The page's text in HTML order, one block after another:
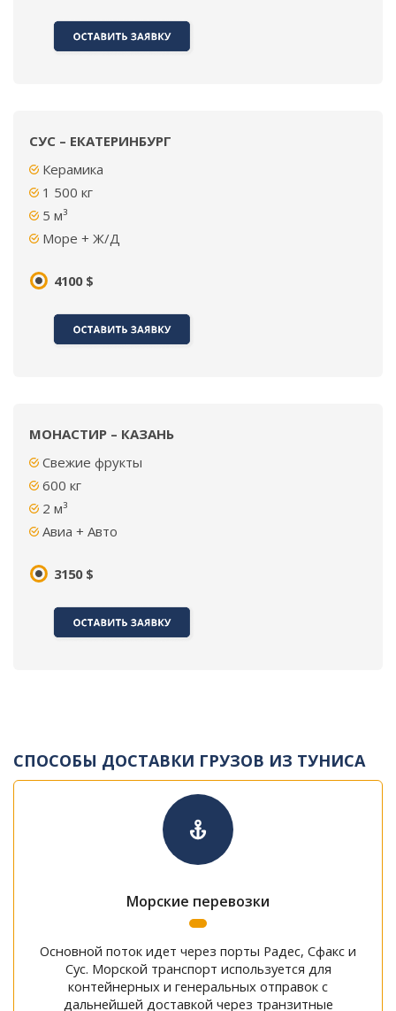
СУС – ЕКАТЕРИНБУРГ
Керамика
1 500 кг
5 м³
Море + Ж/Д
4100 $
МОНАСТИР – КАЗАНЬ
Свежие фрукты
600 кг
2 м³
Авиа + Авто
3150 $
СПОСОБЫ ДОСТАВКИ ГРУЗОВ ИЗ ТУНИСА
Морские перевозки
Основной поток идет через порты Радес, Сфакс и
Сус. Морской транспорт используется для
контейнерных и генеральных отправок с
дальнейшей доставкой через транзитные